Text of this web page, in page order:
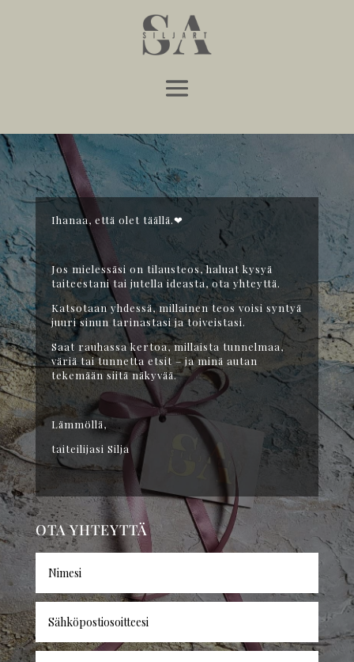
Ihanaa, että olet täällä.❤
Jos mielessäsi on tilausteos, haluat kysyä
taiteestani tai jutella ideasta, ota yhteyttä.
Katsotaan yhdessä, millainen teos voisi syntyä
juuri sinun tarinastasi ja toiveistasi.
Saat rauhassa kertoa, millaista tunnelmaa,
väriä tai tunnetta etsit – ja minä autan
tekemään siitä näkyvää.
Lämmöllä,
taiteilijasi Silja
OTA YHTEYTTÄ